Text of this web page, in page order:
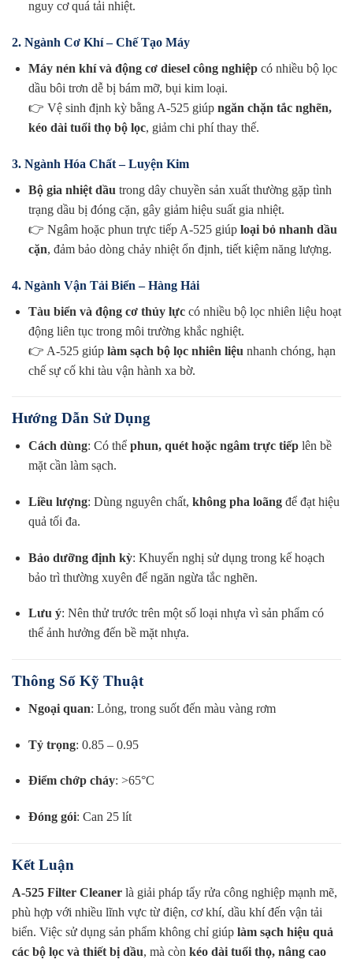
nguy cơ quá tải nhiệt.
2. Ngành Cơ Khí – Chế Tạo Máy
Máy nén khí và động cơ diesel công nghiệpcó nhiều bộ lọc
dầu bôi trơn dễ bị bám mỡ, bụi kim loại.
👉 Vệ sinh định kỳ bằng A-525 giúp ngăn chặn tắc nghẽn,
kéo dài tuổi thọ bộ lọc, giảm chi phí thay thế.
3. Ngành Hóa Chất – Luyện Kim
Bộ gia nhiệt dầu trong dây chuyền sản xuất thường gặp tình
trạng dầu bị đóng cặn, gây giảm hiệu suất gia nhiệt.
👉 Ngâm hoặc phun trực tiếp A-525 giúp loại bỏ nhanh dầu
cặn, đảm bảo dòng chảy nhiệt ổn định, tiết kiệm năng lượng.
4. Ngành Vận Tải Biển – Hàng Hải
Tàu biển và động cơ thủy lựccó nhiều bộ lọc nhiên liệu hoạt
động liên tục trong môi trường khắc nghiệt.
👉 A-525 giúp làm sạch bộ lọc nhiên liệu nhanh chóng, hạn
chế sự cố khi tàu vận hành xa bờ.
Hướng Dẫn Sử Dụng
Cách dùng: Có thể phun, quét hoặc ngâm trực tiếplên bề
mặt cần làm sạch.
Liều lượng: Dùng nguyên chất, không pha loãngđể đạt hiệu
quả tối đa.
Bảo dưỡng định kỳ: Khuyến nghị sử dụng trong kế hoạch
bảo trì thường xuyên để ngăn ngừa tắc nghẽn.
Lưu ý: Nên thử trước trên một số loại nhựa vì sản phẩm có
thể ảnh hưởng đến bề mặt nhựa.
Thông Số Kỹ Thuật
Ngoại quan: Lỏng, trong suốt đến màu vàng rơm
Tỷ trọng: 0.85 – 0.95
Điểm chớp cháy: >65°C
Đóng gói: Can 25 lít
Kết Luận
A-525 Filter Cleaner là giải pháp tẩy rửa công nghiệp mạnh mẽ,
phù hợp với nhiều lĩnh vực từ điện, cơ khí, dầu khí đến vận tải
biển. Việc sử dụng sản phẩm không chỉ giúp làm sạch hiệu quả
các bộ lọc và thiết bị dầu, mà còn kéo dài tuổi thọ, nâng cao